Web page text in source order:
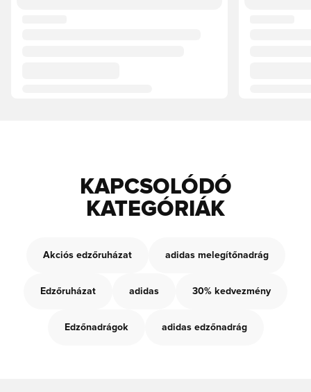
KAPCSOLÓDÓ
KATEGÓRIÁK
Akciós edzőruházat adidas melegítőnadrág
Edzőruházat adidas 30% kedvezmény
Edzőnadrágok adidas edzőnadrág